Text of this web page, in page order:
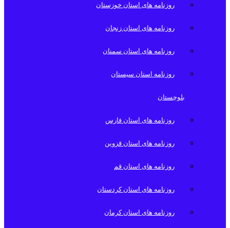
روزنامه های استان خوزستان
روزنامه های استان زنجان
روزنامه های استان سمنان
روزنامه استان سیستان
بلوچستان
روزنامه های استان فارس
روزنامه های استان قزوین
روزنامه های استان قم
روزنامه های استان کردستان
روزنامه های استان کرمان